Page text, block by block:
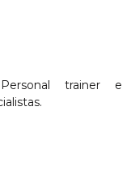
trainer e